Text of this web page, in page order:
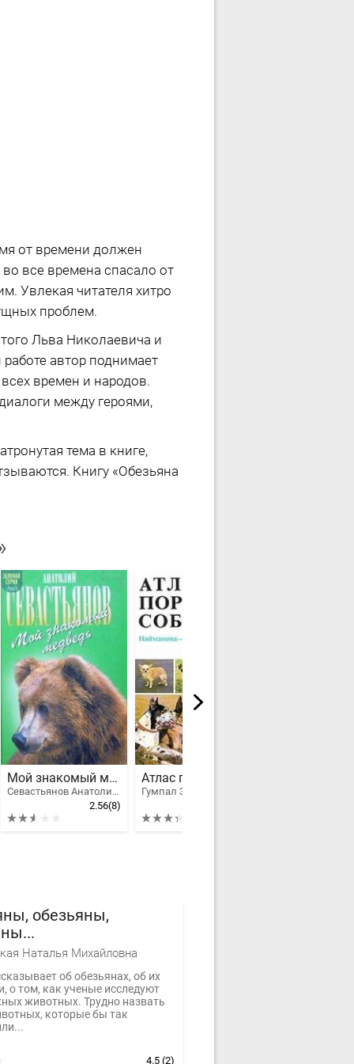
от времени должен
все времена спасало от
Увлекая читателя хитро
проблем.
Льва Николаевича и
автор поднимает
времен и народов.
между героями,
тема в книге,
Книгу «Обезьяна
Мой знакомый медведь: Мой знакомый медведь; Зимовье на Тигровой; Дикий урман
Севастьянов Анатолий Александрович
2.56(8)
Атлас пород собак
обезьяны,
Наталья Михайловна
об обезьянах, об их
о том, как ученые исследуют
животных. Трудно назвать
которые бы так
4.5(2)